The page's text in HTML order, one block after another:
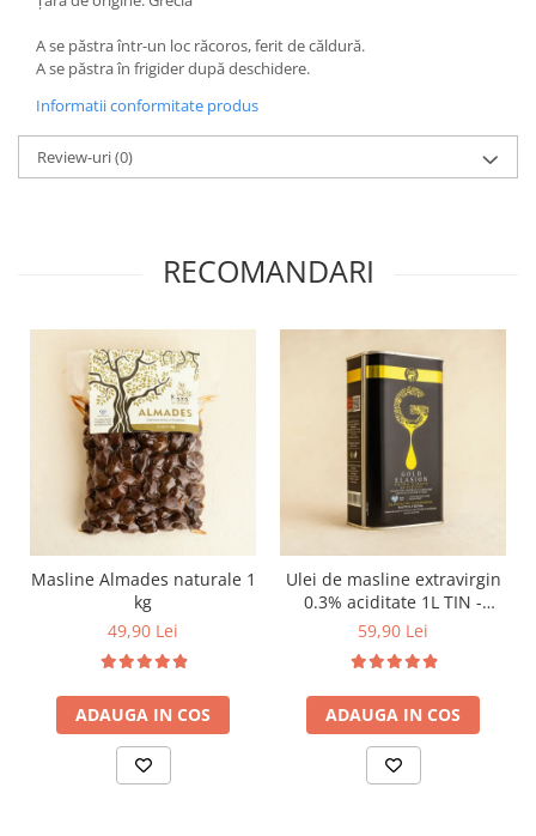
A se păstra într-un loc răcoros, ferit de căldură.
A se păstra în frigider după deschidere.
Informatii conformitate produs
Review-uri(0)
RECOMANDARI
Masline Almades naturale 1
kg
49,90 Lei
ADAUGA IN COS
Ulei de masline extravirgin
0.3% aciditate 1L TIN -
presat la rece
59,90 Lei
ADAUGA IN COS